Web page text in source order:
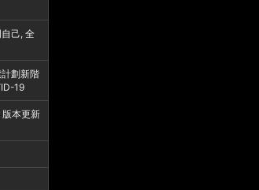
己, 全
劃新階
19
版本更新